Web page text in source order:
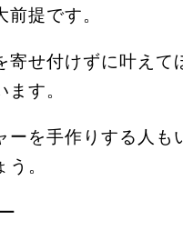
提です。
せ付けずに叶え
す。
を手作りする人
。